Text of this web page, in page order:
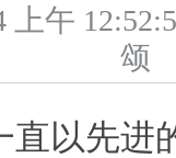
上午
以先进